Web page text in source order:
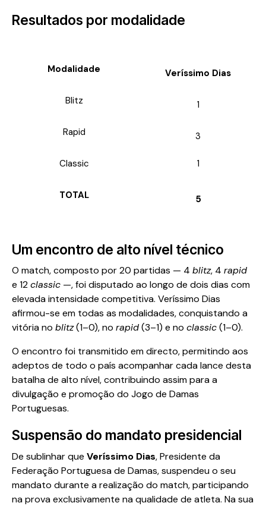
Resultados por modalidade
Modalidade Veríssimo Dias
Blitz 1
Rapid 3
Classic 1
TOTAL 5
Um encontro de alto nível técnico
O match, composto por 20 partidas — 4 blitz, 4 rapid
e 12classic —, foi disputado ao longo de dois dias com
elevada intensidade competitiva. Veríssimo Dias
afirmou-se em todas as modalidades, conquistando a
vitória no blitz(1–0), no rapid(3–1) e no classic(1–0).
O encontro foi transmitido em directo, permitindo aos
adeptos de todo o país acompanhar cada lance desta
batalha de alto nível, contribuindo assim para a
divulgação e promoção do Jogo de Damas
Portuguesas.
Suspensão do mandato presidencial
De sublinhar que Veríssimo Dias, Presidente da
Federação Portuguesa de Damas, suspendeu o seu
mandato durante a realização do match, participando
na prova exclusivamente na qualidade de atleta. Na sua